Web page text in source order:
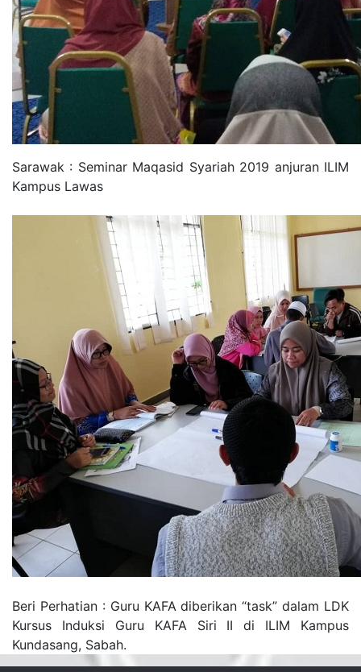
Sarawak : Seminar Maqasid Syariah 2019 anjuran ILIM
Kampus Lawas
Beri Perhatian : Guru KAFA diberikan “task” dalam LDK
Kursus Induksi Guru KAFA Siri II di ILIM Kampus
Kundasang, Sabah.